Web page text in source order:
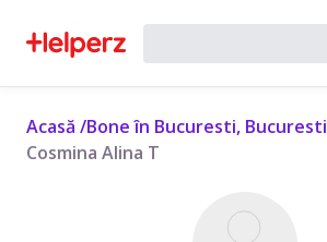
Acasă /Bone în Bucuresti, Bucuresti
Cosmina Alina T